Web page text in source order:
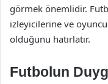
görmek önemlidir.
izleyicilerine ve
olduğunu hatırlatır.
Futbolun